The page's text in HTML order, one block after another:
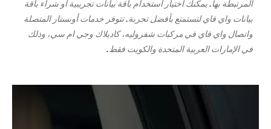
المرتبطة بها. يمكنك اختيار استخدام باقة بيانات تجريبية أو شراء باقة
بيانات واي فاي لتستمتع بأفضل تجربة. تتوفر خدمات أونستار المتصلة
واتصال واي فاي في مركبات شفروليه، كاديلاك وجي ام سي، وذلك
في الإمارات العربية المتحدة والكويت فقط.